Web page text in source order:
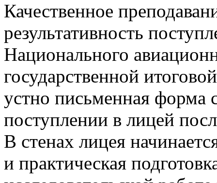
Качественное
результативность
Национального
государственной
устно письменная форма
поступлении в лицей
В стенах лицея
и практическая